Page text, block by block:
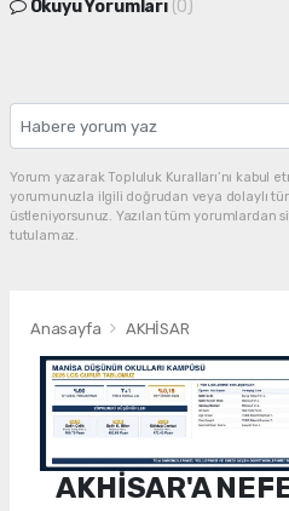
Okuyu Yorumları (0)
Yorum yazarak Topluluk Kuralları’nı kabul
yorumunuzla ilgili doğrudan veya dolaylı
üstleniyorsunuz. Yazılan tüm yorumlardan
tutulamaz.
Anasayfa AKHİSAR
AKHİSAR'A